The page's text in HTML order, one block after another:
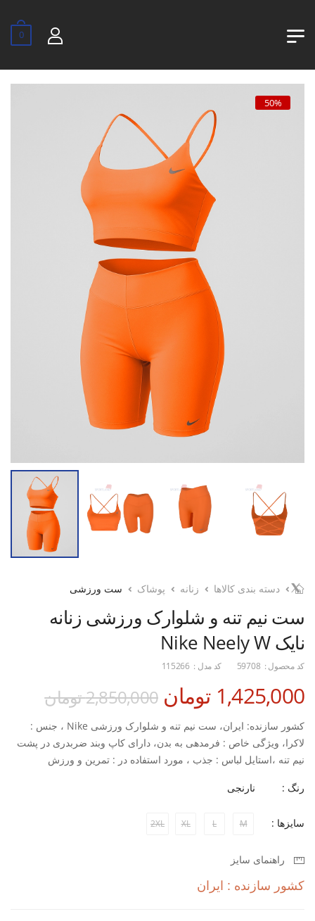
0
50%
دسته بندی کالاها زنانه پوشاک ست ورزشی
ست نیم تنه و شلوارک ورزشی زنانه
نایک Nike Neely W
کد محصول : 59708 کد مدل : 115266
1,425,000 تومان 2,850,000 تومان
کشور سازنده: ایران، ست نیم تنه و شلوارک ورزشی Nike ، جنس :
لاکرا، ویژگی خاص : فرمدهی به بدن، دارای کاپ وبند ضربدری در پشت
نیم تنه ،استایل لباس : جذب ، مورد استفاده در : تمرین و ورزش
رنگ : نارنجی
سایزها : M
L
XL
2XL
راهنمای سایز
کشور سازنده : ایران